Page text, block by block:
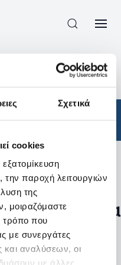
Σχετικά
cookies
την παροχή λειτουργιών
της
μοιραζόμαστε
τρόπο που
με συνεργάτες
και αναλύσεων, οι
με άλλες
με τα